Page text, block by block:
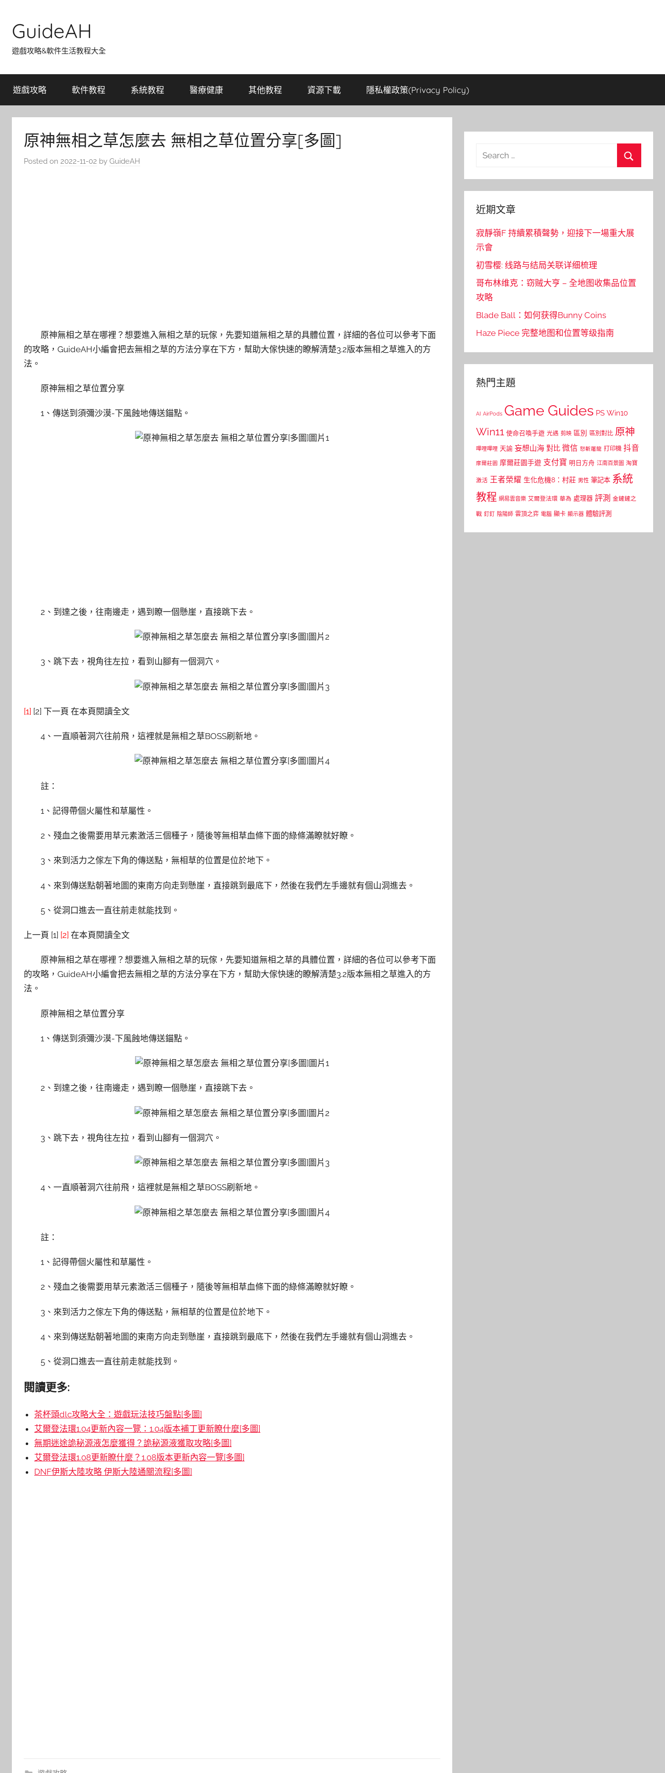
content
GuideAH
遊戲攻略&軟件生活教程大全
遊戲攻略 軟件教程 系統教程 醫療健康 其他教程 資源下載 隱私權政策(Privacy Policy)
原神無相之草怎麼去 無相之草位置分享[多圖]
Posted on 2022-11-02 by GuideAH
原神無相之草在哪裡？想要進入無相之草的玩傢，先要知道無相之草的具體位置，詳細的各位可以參考下面
的攻略，GuideAH小編會把去無相之草的方法分享在下方，幫助大傢快速的瞭解清楚3.2版本無相之草進入的方
法。
原神無相之草位置分享
1、傳送到須彌沙漠-下風蝕地傳送錨點。
2、到達之後，往南邊走，遇到瞭一個懸崖，直接跳下去。
3、跳下去，視角往左拉，看到山腳有一個洞穴。
[1] [2] 下一頁 在本頁閱讀全文
4、一直順著洞穴往前飛，這裡就是無相之草BOSS刷新地。
註：
1、記得帶個火屬性和草屬性。
2、殘血之後需要用草元素激活三個種子，隨後等無相草血條下面的綠條滿瞭就好瞭。
3、來到活力之傢左下角的傳送點，無相草的位置是位於地下。
4、來到傳送點朝著地圖的東南方向走到懸崖，直接跳到最底下，然後在我們左手邊就有個山洞進去。
5、從洞口進去一直往前走就能找到。
上一頁 [1] [2] 在本頁閱讀全文
原神無相之草在哪裡？想要進入無相之草的玩傢，先要知道無相之草的具體位置，詳細的各位可以參考下面
的攻略，GuideAH小編會把去無相之草的方法分享在下方，幫助大傢快速的瞭解清楚3.2版本無相之草進入的方
法。
原神無相之草位置分享
1、傳送到須彌沙漠-下風蝕地傳送錨點。
2、到達之後，往南邊走，遇到瞭一個懸崖，直接跳下去。
3、跳下去，視角往左拉，看到山腳有一個洞穴。
4、一直順著洞穴往前飛，這裡就是無相之草BOSS刷新地。
註：
1、記得帶個火屬性和草屬性。
2、殘血之後需要用草元素激活三個種子，隨後等無相草血條下面的綠條滿瞭就好瞭。
3、來到活力之傢左下角的傳送點，無相草的位置是位於地下。
4、來到傳送點朝著地圖的東南方向走到懸崖，直接跳到最底下，然後在我們左手邊就有個山洞進去。
5、從洞口進去一直往前走就能找到。
閱讀更多:
茶杯頭dlc攻略大全：遊戲玩法技巧盤點[多圖]
艾爾登法環1.04更新內容一覽：1.04版本補丁更新瞭什麼[多圖]
無期迷途詭秘源液怎麼獲得？詭秘源液獲取攻略[多圖]
艾爾登法環1.08更新瞭什麼？1.08版本更新內容一覽[多圖]
DNF伊斯大陸攻略 伊斯大陸通關流程[多圖]
Search
近期文章
寂靜嶺F 持續累積聲勢，迎接下一場重大展
示會
初雪樱: 线路与结局关联详细梳理
哥布林维克：窃贼大亨 – 全地图收集品位置
攻略
Blade Ball：如何获得Bunny Coins
Haze Piece 完整地图和位置等级指南
熱門主題
AI AirPods Game Guides PS Win10
Win11 使命召喚手遊 光遇 剪映 區別 區別對比 原神
嗶哩嗶哩 天諭 妄想山海 對比 微信 怒斬屠龍 打印機 抖音
摩爾莊園 摩爾莊園手遊 支付寶 明日方舟 江南百景圖 淘寶
激活 王者榮耀 生化危機8：村莊 男性 筆記本 系統
教程 網易雲音樂 艾爾登法環 華為 處理器 評測 金鏟鏟之
戰 釘釘 陰陽師 雲頂之弈 電腦 顯卡 顯示器 體驗評測